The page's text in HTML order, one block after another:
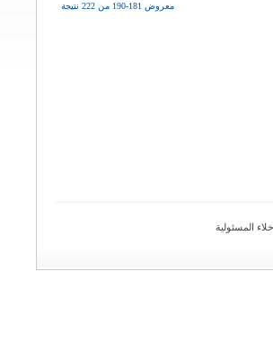
معروض 181-190 من 222 نتيجة
المسئولية